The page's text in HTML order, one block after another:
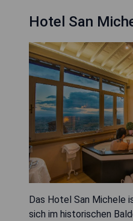
Hotel San
Das Hotel San Michele
sich im historischen